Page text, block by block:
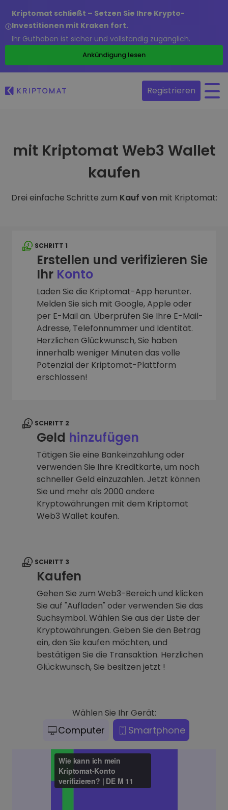
Kriptomat schließt – Setzen Sie Ihre Krypto-
Investitionen mit Kraken fort.
Ihr Guthaben ist sicher und vollständig zugänglich.
Ankündigung lesen
Registrieren
mit Kriptomat Web3 Wallet
kaufen
Drei einfache Schritte zum Kauf von mit Kriptomat:
SCHRITT 1
Erstellen und verifizieren Sie
Ihr Konto
Laden Sie die Kriptomat-App herunter.
Melden Sie sich mit Google, Apple oder
per E-Mail an. Überprüfen Sie Ihre E-Mail-
Adresse, Telefonnummer und Identität.
Herzlichen Glückwunsch, Sie haben
innerhalb weniger Minuten das volle
Potenzial der Kriptomat-Plattform
erschlossen!
SCHRITT 2
Geld hinzufügen
Tätigen Sie eine Bankeinzahlung oder
verwenden Sie Ihre Kreditkarte, um noch
schneller Geld einzuzahlen. Jetzt können
Sie und mehr als 2000 andere
Kryptowährungen mit dem Kriptomat
Web3 Wallet kaufen.
SCHRITT 3
Kaufen
Gehen Sie zum Web3-Bereich und klicken
Sie auf "Aufladen" oder verwenden Sie das
Suchsymbol. Wählen Sie aus der Liste der
Kryptowährungen. Geben Sie den Betrag
ein, den Sie kaufen möchten, und
bestätigen Sie die Transaktion. Herzlichen
Glückwunsch, Sie besitzen jetzt !
Wählen Sie Ihr Gerät:
Computer Smartphone